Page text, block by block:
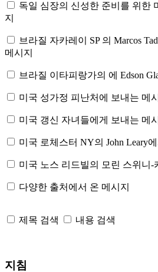
독일 심장의 신성한 준비를 위한
지
브라질 자카레이 SP 의 Marcos
메시지
브라질 이타피랑가의 에 Edson
미국 성가정 피난처에 보내는 메
미국 갱신 자녀들에게 보내는 메
미국 로체스터 NY의 John Leary
미국 노스 리드빌의 모린 스위니-
다양한 출처에서 온 메시지
제목 검색 내용 검색
지침